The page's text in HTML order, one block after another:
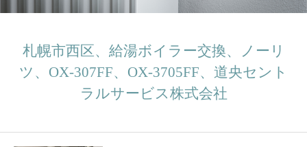
札幌市西区、給湯ボイラー交換、ノーリ
ツ、OX-307FF、OX-3705FF、道央セント
ラルサービス株式会社
お問い合わせ